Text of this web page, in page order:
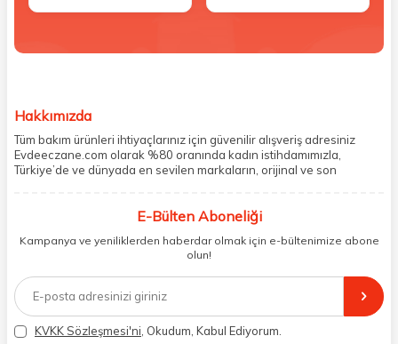
Hakkımızda
Tüm bakım ürünleri ihtiyaçlarınız için güvenilir alışveriş adresiniz
Evdeeczane.com olarak %80 oranında kadın istihdamımızla,
Türkiye’de ve dünyada en sevilen markaların, orijinal ve son
paketliyoruz. Herhangi bir durumdan dolayı olumsuz olarak geri
müşteri temsilcilerimiz aracılığı ile gerekli tüm desteği sağlıyoruz.
2017 yılından bugüne, yüzlerce marka ve binlerce ürün seçeneğini
doğrudan markalardan ya da markaların yetkili Türkiye
distribütörlerinden faturalı olarak tedarik ediyor ve müşterilerimize
aynı şekilde faturalı ve orijinal ambalajlarda gönderim sağlıyoruz.
Paketleme sürecinde geri dönüştürülebilir malzemeler kullanarak
atık oranımızı en aza indiriyor ve daha yaşanabilir bir dünya
E-Bülten Aboneliği
Kampanya ve yeniliklerden haberdar olmak için e-bültenimize abone
olun!
KVKK Sözleşmesi'ni , Okudum, Kabul Ediyorum.